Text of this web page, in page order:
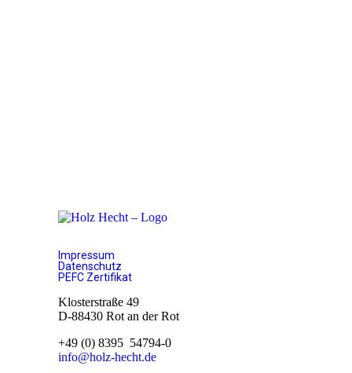
Impressum
Datenschutz
PEFC Zertifikat
Klosterstraße 49
D-88430 Rot an der Rot
+49 (0) 8395 54794-0
info@holz-hecht.de